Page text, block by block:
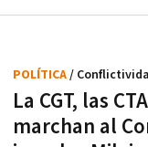
La CGT, las
marchan al
POLÍTICA/